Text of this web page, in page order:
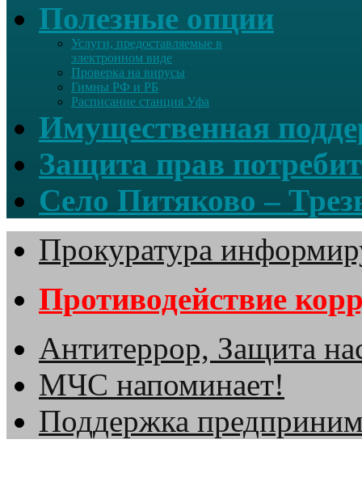
Полезные опции
Услуги, предоставляемые в
электронном виде
Проверка на вирусы
Гимны РФ и РБ
Расписание станция Уфа
Имущественная
Защита прав
Село Питяково –
Прокуратура
Противодействие
Антитеррор, Защита
МЧС напоминает!
Поддержка